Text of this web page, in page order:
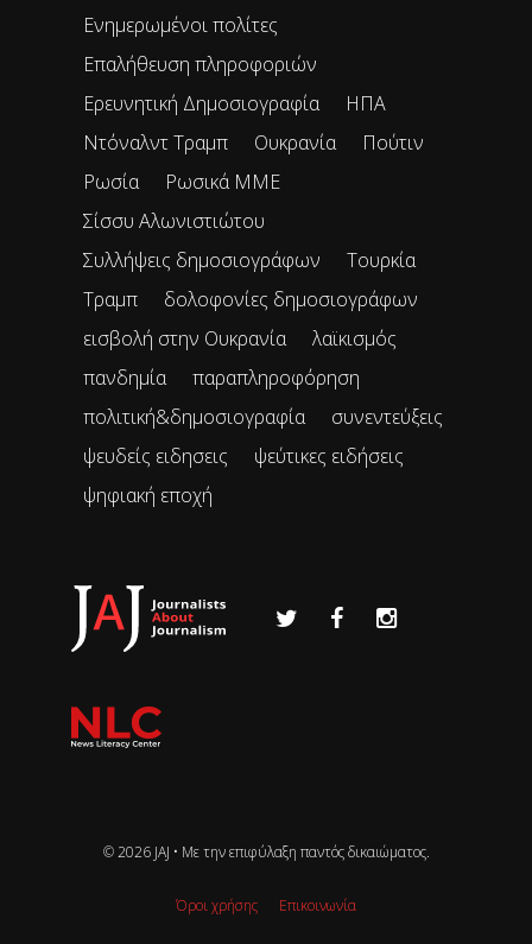
Ενημερωμένοι πολίτες
Επαλήθευση πληροφοριών
Ερευνητική Δημοσιογραφία
ΗΠΑ
Ντόναλντ Τραμπ
Ουκρανία
Πούτιν
Ρωσία
Ρωσικά ΜΜΕ
Σίσσυ Αλωνιστιώτου
Συλλήψεις δημοσιογράφων
Τουρκία
Τραμπ
δολοφονίες δημοσιογράφων
εισβολή στην Ουκρανία
λαϊκισμός
πανδημία
παραπληροφόρηση
πολιτική&δημοσιογραφία
συνεντεύξεις
ψευδείς ειδησεις
ψεύτικες ειδήσεις
ψηφιακή εποχή
© 2026 JAJ • Mε την επιφύλαξη παντός δικαιώματος.
Όροι χρήσης Επικοινωνία